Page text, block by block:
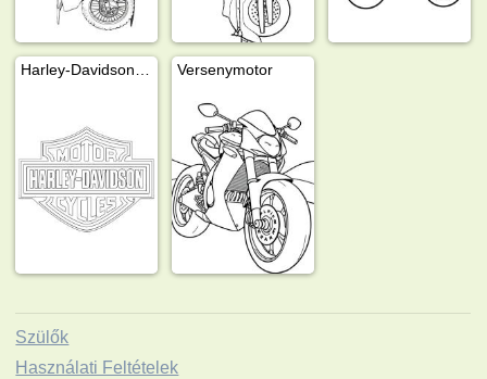
Versenymotor
Szülők
Használati Feltételek